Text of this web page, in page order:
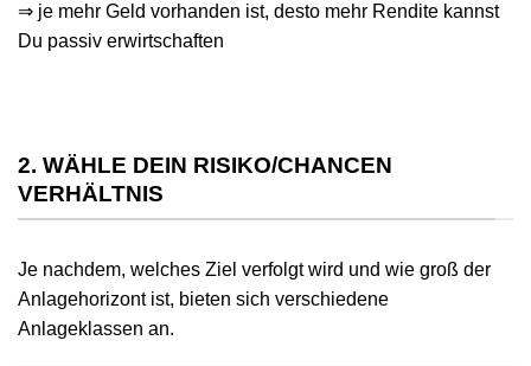
⇒ je mehr Geld vorhanden ist, desto mehr Rendite kannst
Du passiv erwirtschaften
2. WÄHLE DEIN RISIKO/CHANCEN
VERHÄLTNIS
Je nachdem, welches Ziel verfolgt wird und wie groß der
Anlagehorizont ist, bieten sich verschiedene
Anlageklassen an.